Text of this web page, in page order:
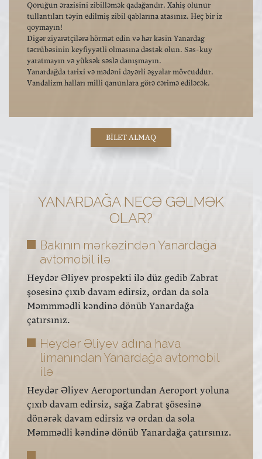
Qoruğun ərazisini zibilləmək qadağandır. Xahiş olunur
tullantıları təyin edilmiş zibil qablarına atasınız. Heç bir iz
qoymayın!
Digər ziyarətçilərə hörmət edin və hər kəsin Yanardag
təcrübəsinin keyfiyyətli olmasına dəstək olun. Səs-kuy
yaratmayın və yüksək səslə danışmayın.
Yanardağda tarixi və mədəni dəyərli əşyalar mövcuddur.
Vandalizm halları milli qanunlara görə cərimə ediləcək.
BILET ALMAQ
YANARDAĞA NECƏ GƏLMƏK
OLAR?
Bakının mərkəzindən Yanardağa
avtomobil ilə
Heydər Əliyev prospekti ilə düz gedib Zabrat
şosesinə çıxıb davam edirsiz, ordan da sola
Məmmmədli kəndinə dönüb Yanardağa
çatırsınız.
Heydər Əliyev adına hava
limanından Yanardağa avtomobil
ilə
Heydər Əliyev Aeroportundan Aeroport yoluna
çıxıb davam edirsiz, sağa Zabrat şösesinə
dönərək davam edirsiz və ordan da sola
Məmmədli kəndinə dönüb Yanardağa çatırsınız.